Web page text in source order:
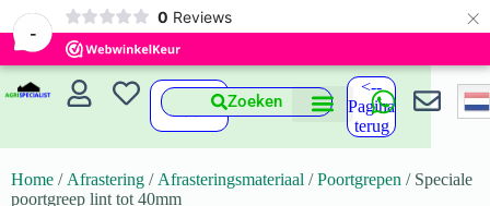
-
0 Reviews ×
Zoeken
<--
Pagina
terug
Home / Afrastering / Afrasteringsmateriaal /Poortgrepen / Speciale
poortgreep lint tot 40mm